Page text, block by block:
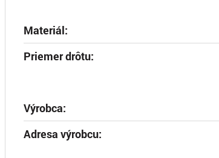
Materiál:
Priemer drôtu:
Výrobca:
Adresa výrobcu: